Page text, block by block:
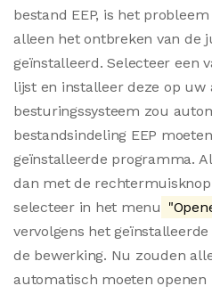
bestand EEP, is het
alleen het ontbreken van de
geïnstalleerd. Selecteer een
lijst en installeer deze op uw
besturingssysteem zou
bestandsindeling EEP
geïnstalleerde programma.
dan met de
selecteer in het menu
vervolgens het
de bewerking. Nu zouden
automatisch moeten